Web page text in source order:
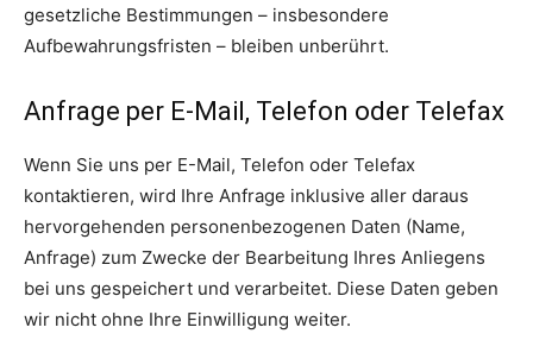
gesetzliche Bestimmungen – insbesondere
Aufbewahrungsfristen – bleiben unberührt.
Anfrage per E-Mail, Telefon oder Telefax
Wenn Sie uns per E-Mail, Telefon oder Telefax
kontaktieren, wird Ihre Anfrage inklusive aller daraus
hervorgehenden personenbezogenen Daten (Name,
Anfrage) zum Zwecke der Bearbeitung Ihres Anliegens
bei uns gespeichert und verarbeitet. Diese Daten geben
wir nicht ohne Ihre Einwilligung weiter.